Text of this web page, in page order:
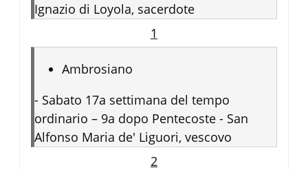
Ignazio di Loyola, sacerdote
1
Ambrosiano
- Sabato 17a settimana del tempo
ordinario – 9a dopo Pentecoste - San
Alfonso Maria de' Liguori, vescovo
2